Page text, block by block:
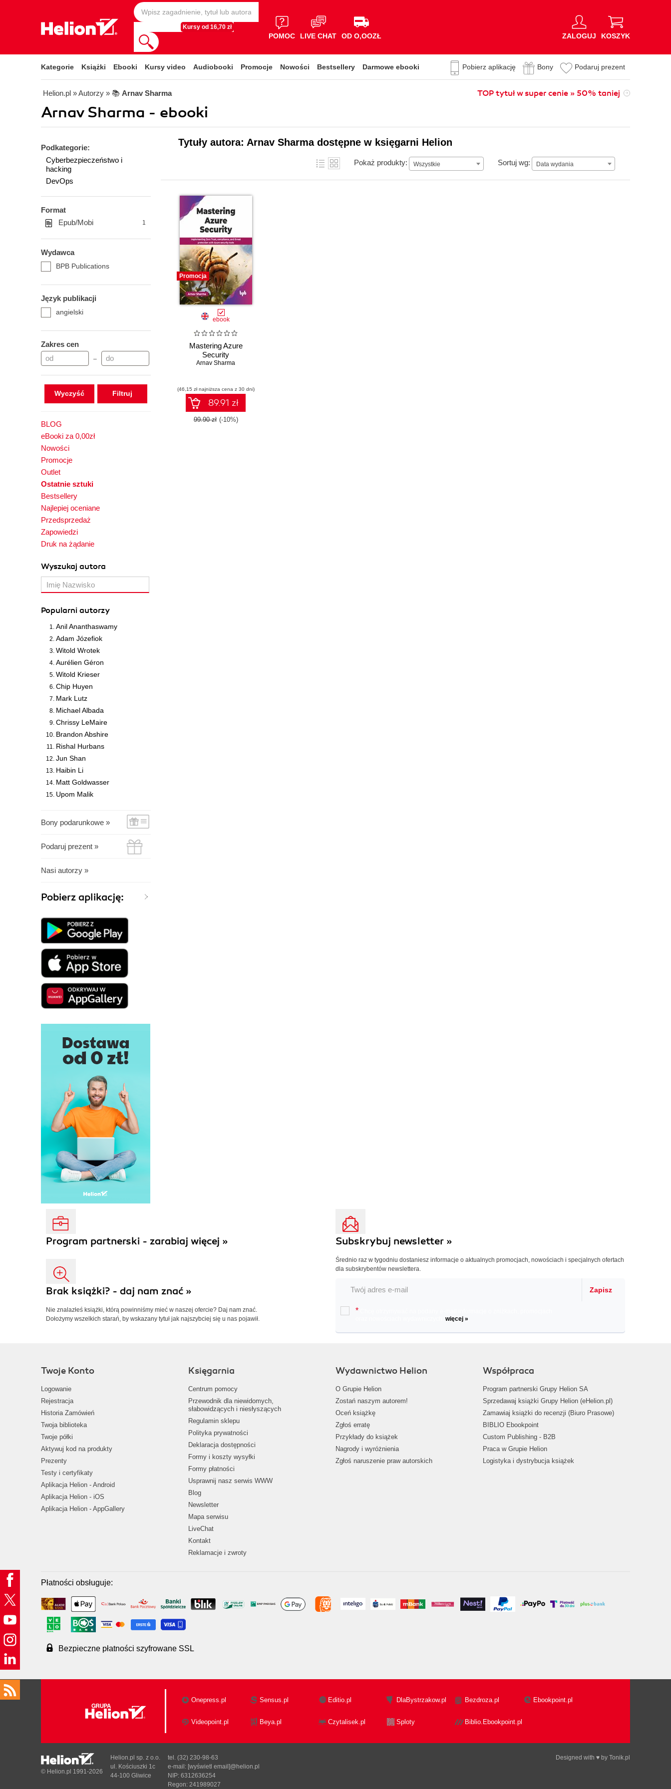
Kursy od 16,70 zł
POMOC LIVE CHAT OD O,OOZŁ ZALOGUJ KOSZYK
Kategorie Książki Ebooki Kursy video Audiobooki Promocje Nowości Bestsellery Darmowe ebooki Pobierz aplikację Bony Podaruj prezent
Helion.pl » Autorzy » 📚 Arnav Sharma TOP tytuł w super cenie » 50% taniej
Arnav Sharma - ebooki
Podkategorie:
Cyberbezpieczeństwo i
hacking
DevOps
Format
Epub/Mobi
1
Wydawca
BPB Publications
Język publikacji
angielski
Zakres cen
–
Wyczyść
BLOG
eBooki za 0,00zł
Nowości
Promocje
Outlet
Ostatnie sztuki
Bestsellery
Najlepiej oceniane
Przedsprzedaż
Zapowiedzi
Druk na żądanie
Wyszukaj autora
Popularni autorzy
Anil Ananthaswamy
Adam Józefiok
Witold Wrotek
Aurélien Géron
Witold Krieser
Chip Huyen
Mark Lutz
Michael Albada
Chrissy LeMaire
Brandon Abshire
Rishal Hurbans
Jun Shan
Haibin Li
Matt Goldwasser
Upom Malik
Bony podarunkowe »
Podaruj prezent »
Nasi autorzy »
Pobierz aplikację:
Tytuły autora: Arnav Sharma dostępne w księgarni Helion
Pokaż produkty: Wszystkie Sortuj wg: Data wydania
Data wydania
Promocja
ebook
Mastering Azure
Security
Arnav Sharma
(46,15 zł najniższa cena z 30 dni)
89.91 zł
99.90 zł (-10%)
Program partnerski - zarabiaj więcej »
Brak książki? - daj nam znać »
Nie znalazłeś książki, którą powinniśmy mieć w naszej ofercie? Daj nam znać.
Dołożymy wszelkich starań, by wskazany tytuł jak najszybciej się u nas pojawił.
Subskrybuj newsletter »
Średnio raz w tygodniu dostaniesz informacje o aktualnych promocjach, nowościach i specjalnych ofertach
dla subskrybentów newslettera.
Zapisz
*
więcej »
Twoje Konto
Logowanie
Rejestracja
Historia Zamówień
Twoja biblioteka
Twoje półki
Aktywuj kod na produkty
Prezenty
Testy i certyfikaty
Aplikacja Helion - Android
Aplikacja Helion - iOS
Aplikacja Helion - AppGallery
Księgarnia
Centrum pomocy
Przewodnik dla niewidomych,
słabowidzących i niesłyszących
Regulamin sklepu
Polityka prywatności
Deklaracja dostępności
Formy i koszty wysyłki
Formy płatności
Usprawnij nasz serwis WWW
Blog
Newsletter
Mapa serwisu
LiveChat
Kontakt
Reklamacje i zwroty
Wydawnictwo Helion
O Grupie Helion
Zostań naszym autorem!
Oceń książkę
Zgłoś erratę
Przykłady do książek
Nagrody i wyróżnienia
Zgłoś naruszenie praw autorskich
Współpraca
Program partnerski Grupy Helion SA
Sprzedawaj książki Grupy Helion (eHelion.pl)
Zamawiaj książki do recenzji (Biuro Prasowe)
BIBLIO Ebookpoint
Custom Publishing - B2B
Praca w Grupie Helion
Logistyka i dystrybucja książek
Płatności obsługuje:
Bezpieczne płatności szyfrowane SSL
Onepress.pl Sensus.pl Editio.pl DlaBystrzakow.pl Bezdroza.pl Ebookpoint.pl
Videopoint.pl Beya.pl Czytalisek.pl Sploty Biblio.Ebookpoint.pl
Designed with ♥ by Tonik.pl
© Helion.pl 1991-2026
Helion.pl sp. z o.o.
ul. Kościuszki 1c
44-100 Gliwice
tel. (32) 230-98-63
e-mail: [wyświetl email]@helion.pl
NIP: 6312636254
Regon: 241989027